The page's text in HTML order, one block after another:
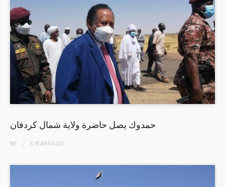
حمدوك يصل حاضرة ولاية شمال كردفان
BY 5 YEARSAGO